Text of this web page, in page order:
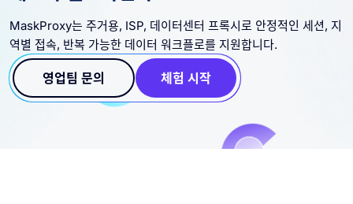
MaskProxy는 주거용, ISP, 데이터센터 프록시로 안정적인 세션, 지
역별 접속, 반복 가능한 데이터 워크플로를 지원합니다.
영업팀 문의 체험 시작